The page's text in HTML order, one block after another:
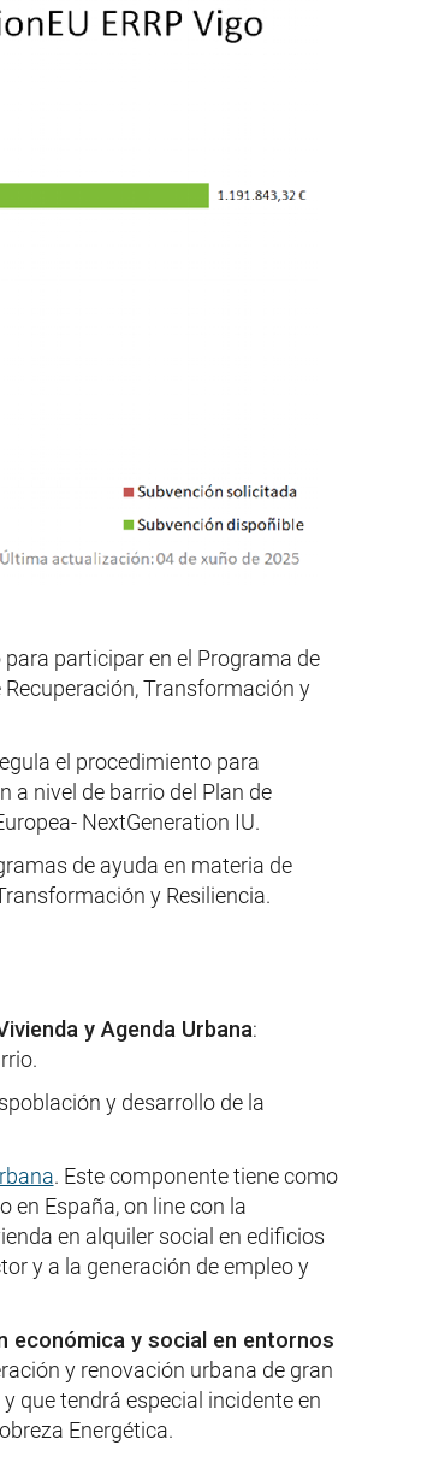
participar en el Programa de
Transformación y
el procedimiento para
a nivel de barrio del Plan de
NextGeneration IU.
de ayuda en materia de
y Resiliencia.
y Agenda Urbana:
y desarrollo de la
. Este componente tiene como
en España, on line con la
en alquiler social en edificios
y a la generación de empleo y
económica y social en entornos
y renovación urbana de gran
que tendrá especial incidente en
Energética.